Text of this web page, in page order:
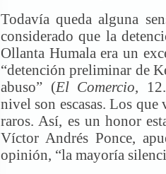
Todavía queda alguna
considerado que la
Ollanta Humala era un
“detención preliminar de
abuso” (El Comercio,
nivel son escasas. Los
raros. Así, es un honor
Víctor Andrés Ponce,
opinión, “la mayoría